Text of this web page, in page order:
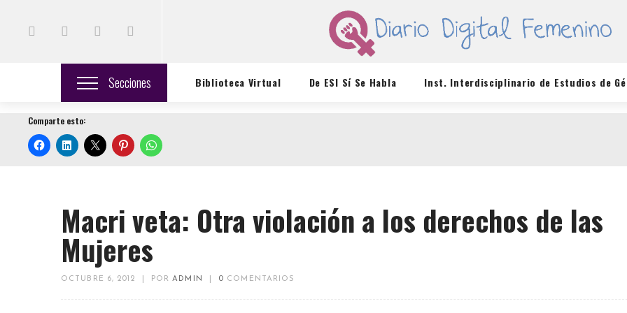
Secciones Biblioteca Virtual De ESI Sí Se Habla Inst. Interdisciplinario de Estudios de
Comparte esto:
Macri veta: Otra violación a los derechos de las
Mujeres
OCTUBRE 6, 2012 PORADMIN 0 COMENTARIOS